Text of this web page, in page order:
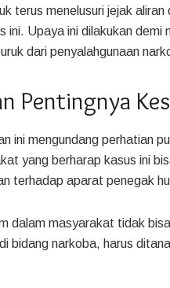
terus menelusuri jejak
ini. Upaya ini dilakukan
dari penyalahgunaan
Pentingnya
ini mengundang perhatian
yang berharap kasus ini
terhadap aparat penegak
dalam masyarakat tidak
bidang narkoba, harus